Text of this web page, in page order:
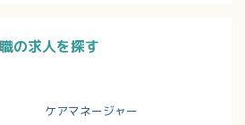
の求人を探す
ケアマネージャー